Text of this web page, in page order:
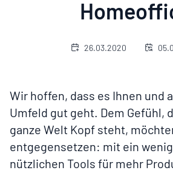
26.03.2020
Wir hoffen, dass es Ihnen und
Umfeld gut geht. Dem Gefühl,
ganze Welt Kopf steht,
entgegensetzen: mit ein
nützlichen Tools für mehr